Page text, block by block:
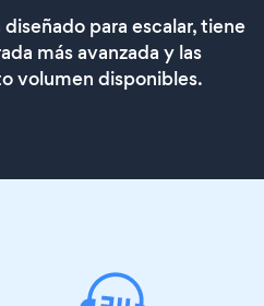
para escalar, tiene
más avanzada y las
volumen disponibles.